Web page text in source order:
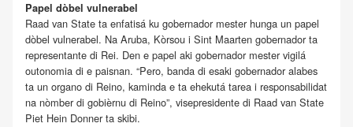
Papel dòbel vulnerabel
Raad van State ta enfatisá ku gobernador mester hunga un papel
dòbel vulnerabel. Na Aruba, Kòrsou i Sint Maarten gobernador ta
representante di Rei. Den e papel aki gobernador mester vigilá
outonomia di e paisnan. “Pero, banda di esaki gobernador alabes
ta un organo di Reino, kaminda e ta ehekutá tarea i responsabilidat
na nòmber di gobièrnu di Reino”, visepresidente di Raad van State
Piet Hein Donner ta skibi.